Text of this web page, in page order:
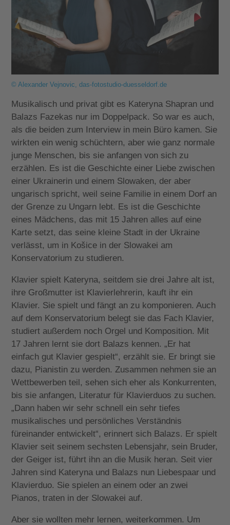
© Alexander Vejnovic, das-fotostudio-duesseldorf.de
Musikalisch und privat gibt es Kateryna Shapran und
Balazs Fazekas nur im Doppelpack. So war es auch,
als die beiden zum Interview in mein Büro kamen. Sie
wirkten ein wenig schüchtern, aber wie ganz normale
junge Menschen, bis sie anfangen von sich zu
erzählen. Es ist die Geschichte einer Liebe zwischen
einer Ukrainerin und einem Slowaken, der aber
ungarisch spricht, weil seine Familie in einem Dorf an
der Grenze zu Ungarn lebt. Es ist die Geschichte
eines Mädchens, das mit 15 Jahren alles auf eine
Karte setzt, das seine kleine Stadt in der Ukraine
verlässt, um in Košice in der Slowakei am
Konservatorium zu studieren.
Klavier spielt Kateryna, seitdem sie drei Jahre alt ist,
ihre Großmutter ist Klavierlehrerin, kauft ihr ein
Klavier. Sie spielt und fängt an zu komponieren. Auch
auf dem Konservatorium belegt sie das Fach Klavier,
studiert außerdem noch Orgel und Komposition. Mit
17 Jahren lernt sie dort Balazs kennen. „Er hat
einfach gut Klavier gespielt“, erzählt sie. Er bringt sie
dazu, Pianistin zu werden. Zusammen nehmen sie an
Wettbewerben teil, sehen sich eher als Konkurrenten,
bis sie anfangen, Literatur für Klavierduos zu suchen.
„Dann haben wir sehr schnell ein sehr tiefes
musikalisches und persönliches Verständnis
füreinander entwickelt“, erinnert sich Balazs. Er spielt
Klavier seit seinem sechsten Lebensjahr, sein Bruder,
der Geiger ist, führt ihn an die Musik heran. Seit vier
Jahren sind Kateryna und Balazs nun Liebespaar und
Klavierduo. Sie spielen an einem oder an zwei
Pianos, traten in der Slowakei auf.
Aber sie wollten mehr lernen, weiterkommen. Um